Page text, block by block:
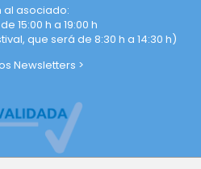
al asociado:
15:00 h a 19:00 h
que será de 8:30 h a 14:30 h)
Newsletters >